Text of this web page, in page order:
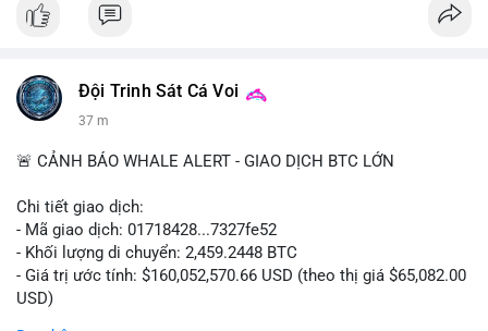
$trx $eth
📰 Nguồn: CoinDesk
Đội Trinh Sát Cá Voi
37 m
🚨 CẢNH BÁO WHALE ALERT - GIAO DỊCH BTC LỚN
Chi tiết giao dịch:
- Mã giao dịch: 01718428...7327fe52
- Khối lượng di chuyển: 2,459.2448 BTC
- Giá trị ước tính: $160,052,570.66 USD (theo thị giá $65,082.00
USD)